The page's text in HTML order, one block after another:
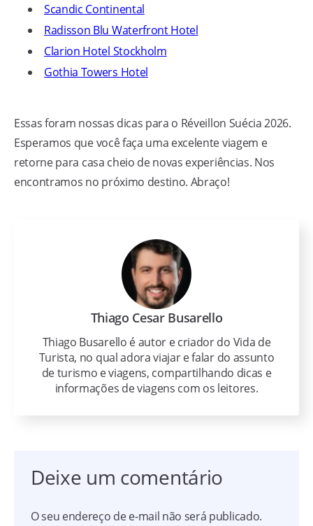
Scandic Continental
Radisson Blu Waterfront Hotel
Clarion Hotel Stockholm
Gothia Towers Hotel
Essas foram nossas dicas para o Réveillon Suécia 2026.
Esperamos que você faça uma excelente viagem e
retorne para casa cheio de novas experiências. Nos
encontramos no próximo destino. Abraço!
Thiago Cesar Busarello
Thiago Busarello é autor e criador do Vida de
Turista, no qual adora viajar e falar do assunto
de turismo e viagens, compartilhando dicas e
informações de viagens com os leitores.
Deixe um comentário
O seu endereço de e-mail não será publicado.